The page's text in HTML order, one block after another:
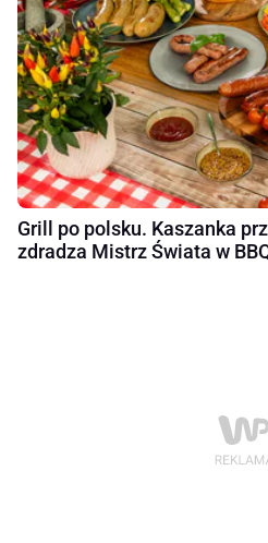
Grill po polsku. Kaszanka
zdradza Mistrz Świata w